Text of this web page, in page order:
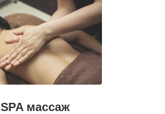
SPA массаж